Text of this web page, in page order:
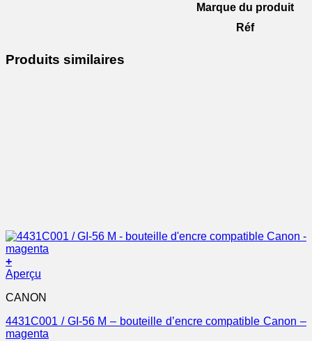
Marque du produit
Réf
Produits similaires
+
Aperçu
CANON
4431C001 / GI-56 M – bouteille d’encre compatible Canon –
magenta